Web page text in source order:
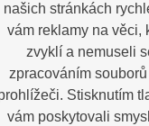
Máte
Kontaktujte nás
našich stránkách
vám reklamy na věci,
zvyklí a nemuseli
zpracováním
Stisknutím
vám poskytovali